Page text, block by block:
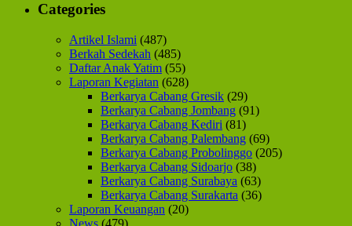
Categories
Artikel Islami (487)
Berkah Sedekah (485)
Daftar Anak Yatim (55)
Laporan Kegiatan (628)
Berkarya Cabang Gresik (29)
Berkarya Cabang Jombang (91)
Berkarya Cabang Kediri (81)
Berkarya Cabang Palembang (69)
Berkarya Cabang Probolinggo (205)
Berkarya Cabang Sidoarjo (38)
Berkarya Cabang Surabaya (63)
Berkarya Cabang Surakarta (36)
Laporan Keuangan (20)
News (479)